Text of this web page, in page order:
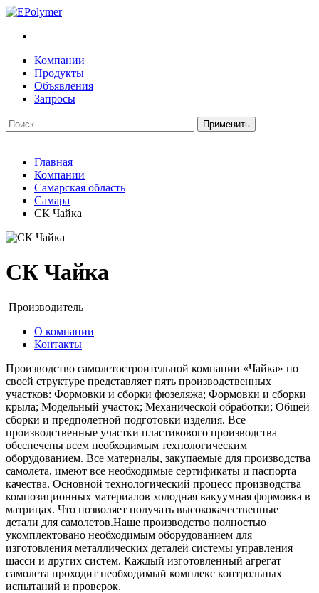
Компании
Продукты
Объявления
Запросы
Главная
Компании
Самарская область
Самара
СК Чайка
СК Чайка
Производитель
О компании
Контакты
Производство самолетостроительной компании «Чайка» по
своей структуре представляет пять производственных
участков: Формовки и сборки фюзеляжа; Формовки и сборки
крыла; Модельный участок; Механической обработки; Общей
сборки и предполетной подготовки изделия. Все
производственные участки пластикового производства
обеспечены всем необходимым технологическим
оборудованием. Все материалы, закупаемые для производства
самолета, имеют все необходимые сертификаты и паспорта
качества. Основной технологический процесс производства
композиционных материалов холодная вакуумная формовка в
матрицах. Что позволяет получать высококачественные
детали для самолетов.Наше производство полностью
укомплектовано необходимым оборудованием для
изготовления металлических деталей системы управления
шасси и других систем. Каждый изготовленный агрегат
самолета проходит необходимый комплекс контрольных
испытаний и проверок.